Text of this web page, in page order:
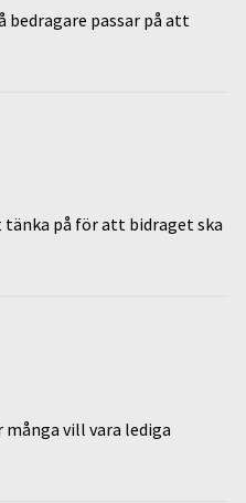
bedragare passar på att
på för att bidraget ska
vill vara lediga